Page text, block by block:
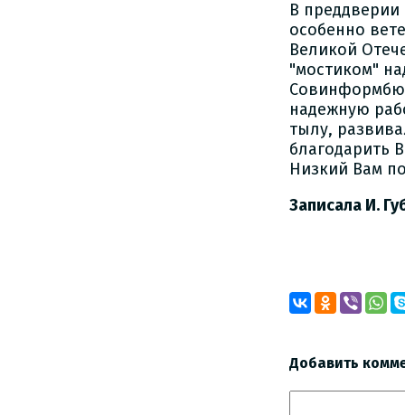
В
особенно
Великой
"мостиком"
надежную
тылу,
благодарить
Низкий Вам
Записала И.
Добавить